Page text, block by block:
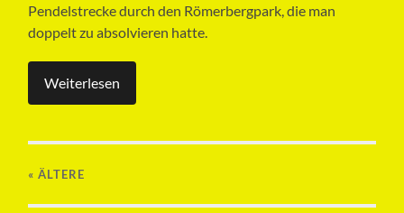
Pendelstrecke durch den Römerbergpark, die man
doppelt zu absolvieren hatte.
Weiterlesen
« ÄLTERE